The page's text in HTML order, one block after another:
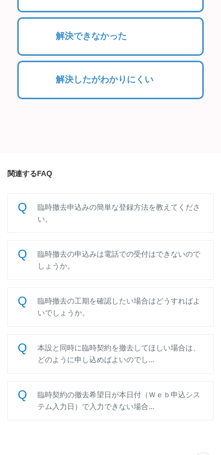
解決できなかった
解決したがわかりにくい
関連するFAQ
臨時撤去申込みの簡単な登録方法を教えてくださ
い。
臨時撤去の申込みは電話での受付はできないので
しょうか。
臨時撤去の工期を確認したい場合はどうすればよ
いでしょうか。
本設と同時に臨時契約を撤去してほしい場合は、
どのように申し込めばよいのでし...
臨時契約の撤去希望日が本日付（Ｗｅｂ申込シス
テム入力日）で入力できない場合...